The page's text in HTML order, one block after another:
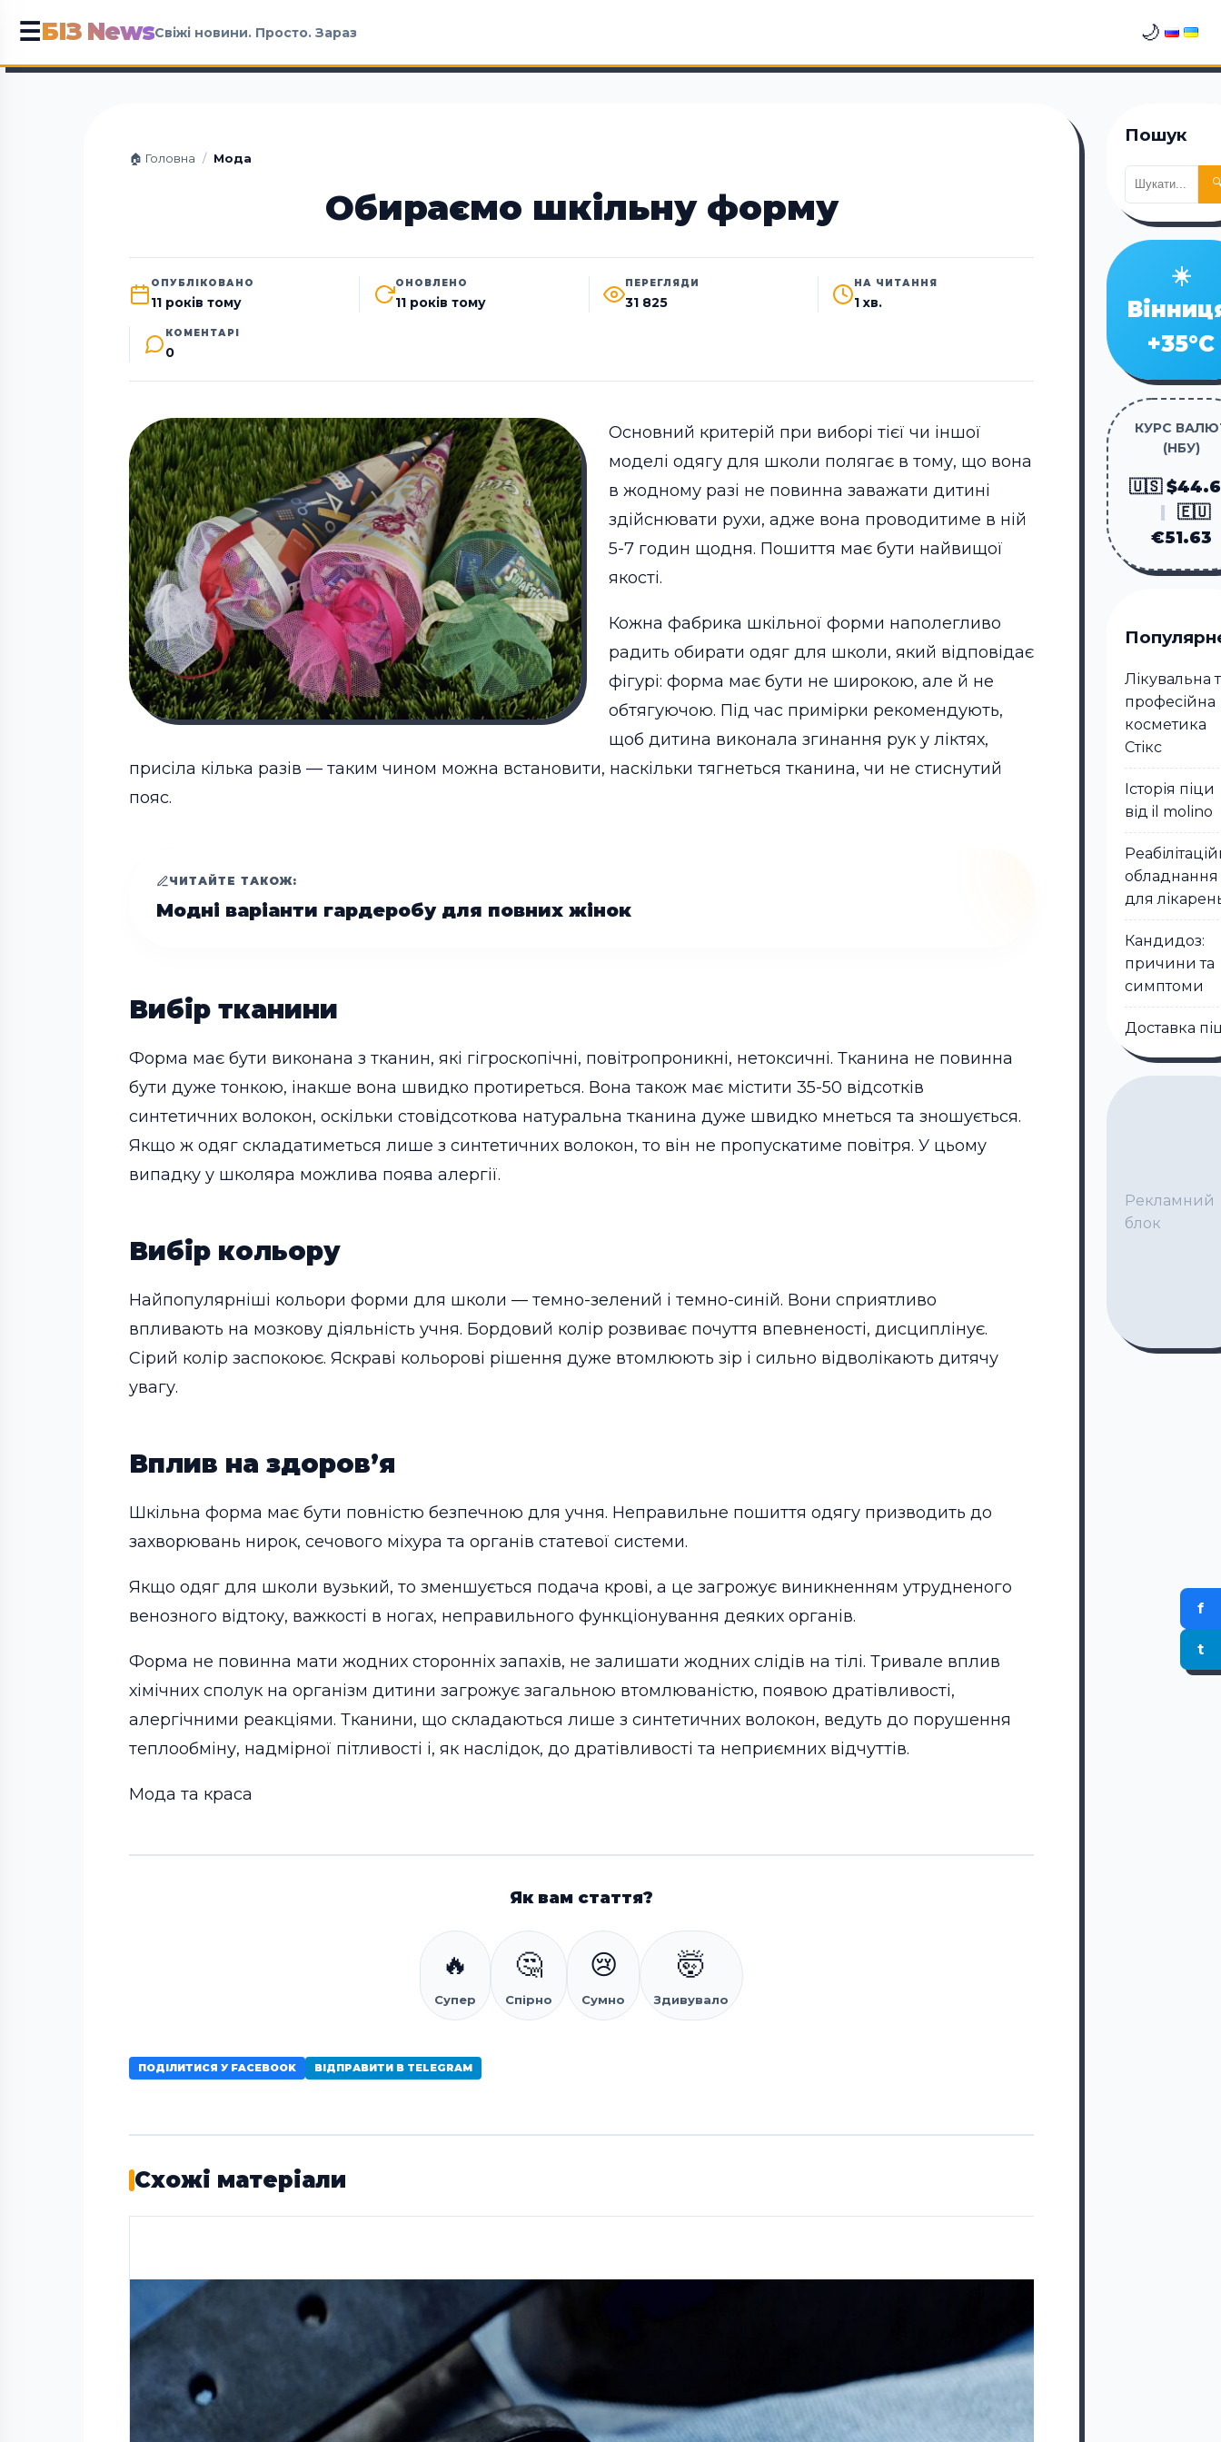
☰БІЗ NewsСвіжі новини. Просто. Зараз 🌙
🏠 Головна / Мода
Обираємо шкільну форму
ОПУБЛІКОВАНО
11 років тому
ОНОВЛЕНО
11 років тому
ПЕРЕГЛЯДИ
31 825
НА ЧИТАННЯ
1 хв.
КОМЕНТАРІ
0
Основний критерій при виборі тієї чи іншої
моделі одягу для школи полягає в тому, що вона
в жодному разі не повинна заважати дитині
здійснювати рухи, адже вона проводитиме в ній
5-7 годин щодня. Пошиття має бути найвищої
якості.
Кожна фабрика шкільної форми наполегливо
радить обирати одяг для школи, який відповідає
фігурі: форма має бути не широкою, але й не
обтягуючою. Під час примірки рекомендують,
щоб дитина виконала згинання рук у ліктях,
присіла кілька разів — таким чином можна встановити, наскільки тягнеться тканина, чи не стиснутий
пояс.
ЧИТАЙТЕ ТАКОЖ:
Модні варіанти гардеробу для повних жінок
Вибір тканини
Форма має бути виконана з тканин, які гігроскопічні, повітропроникні, нетоксичні. Тканина не повинна
бути дуже тонкою, інакше вона швидко протиреться. Вона також має містити 35-50 відсотків
синтетичних волокон, оскільки стовідсоткова натуральна тканина дуже швидко мнеться та зношується.
Якщо ж одяг складатиметься лише з синтетичних волокон, то він не пропускатиме повітря. У цьому
випадку у школяра можлива поява алергії.
Вибір кольору
Найпопулярніші кольори форми для школи — темно-зелений і темно-синій. Вони сприятливо
впливають на мозкову діяльність учня. Бордовий колір розвиває почуття впевненості, дисциплінує.
Сірий колір заспокоює. Яскраві кольорові рішення дуже втомлюють зір і сильно відволікають дитячу
увагу.
Вплив на здоров’я
Шкільна форма має бути повністю безпечною для учня. Неправильне пошиття одягу призводить до
захворювань нирок, сечового міхура та органів статевої системи.
Якщо одяг для школи вузький, то зменшується подача крові, а це загрожує виникненням утрудненого
венозного відтоку, важкості в ногах, неправильного функціонування деяких органів.
Форма не повинна мати жодних сторонніх запахів, не залишати жодних слідів на тілі. Тривале вплив
хімічних сполук на організм дитини загрожує загальною втомлюваністю, появою дратівливості,
алергічними реакціями. Тканини, що складаються лише з синтетичних волокон, ведуть до порушення
теплообміну, надмірної пітливості і, як наслідок, до дратівливості та неприємних відчуттів.
Мода та краса
Як вам стаття?
🔥
Супер
🤔
Спірно
😢
Сумно
🤯
Здивувало
ПОДІЛИТИСЯ У FACEBOOK ВІДПРАВИТИ В TELEGRAM
Схожі матеріали
Пошук
☀️
+35°C
КУРС
(НБУ)
🇺🇸
🇪🇺
€51.63
Лікувальна
професійна
косметика
Стікc
Історія піци
від il molino
обладнання
для
Кандидоз:
причини та
симптоми
Доставка
Рекламний
блок
f
t